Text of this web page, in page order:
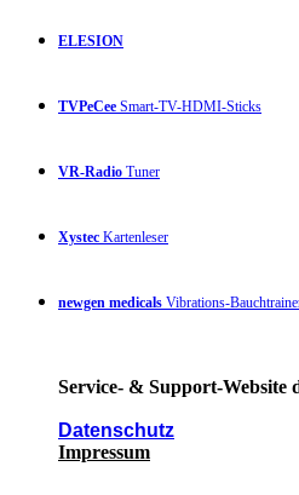
ELESION
TVPeCee Smart-TV-HDMI-Sticks
VR-Radio Tuner
Xystec Kartenleser
newgen medicals Vibrations-
Service- & Support-Website
Datenschutz
Impressum